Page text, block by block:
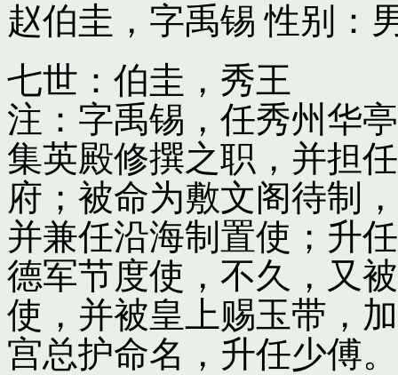
赵伯圭，字禹锡 性别：
七世：伯圭，秀王
注：字禹锡，任秀州华
集英殿修撰之职，并担
府；被命为敷文阁待制
并兼任沿海制置使；升
德军节度使，不久，又
使，并被皇上赐玉带，
宫总护命名，升任少傅